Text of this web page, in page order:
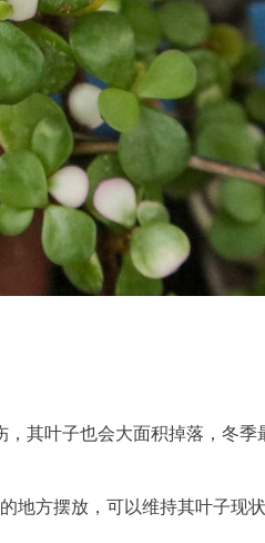
其叶子也会大面积掉落，冬季
地方摆放，可以维持其叶子现